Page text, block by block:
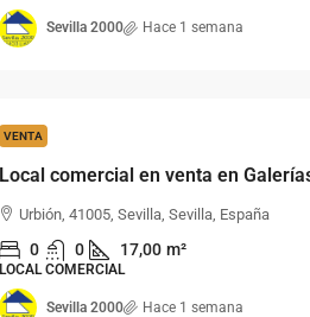
Sevilla 2000 Hace 1 semana
VENTA
Urbión, 41005, Sevilla, Sevilla, España
0 0 17,00 m²
LOCAL COMERCIAL
Sevilla 2000 Hace 1 semana